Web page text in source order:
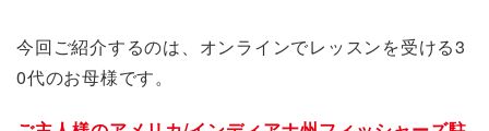
今回ご紹介するのは、オンラインでレッスンを受ける3
0代のお母様です。